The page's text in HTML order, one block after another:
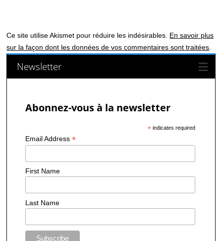
Ce site utilise Akismet pour réduire les indésirables. En savoir plus
sur la façon dont les données de vos commentaires sont traitées
Newsletter
Abonnez-vous à la newsletter
* indicates required
Email Address *
First Name
Last Name